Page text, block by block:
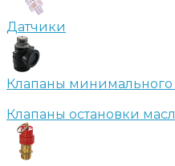
Датчики
Клапаны минимального
Клапаны остановки